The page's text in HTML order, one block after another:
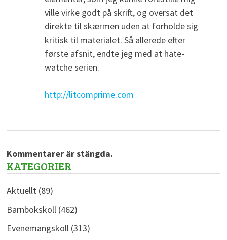
ville virke godt på skrift, og oversat det
direkte til skærmen uden at forholde sig
kritisk til materialet. Så allerede efter
første afsnit, endte jeg med at hate-
watche serien.
http://litcomprime.com
Kommentarer är stängda.
KATEGORIER
Aktuellt(89)
Barnbokskoll(462)
Evenemangskoll(313)